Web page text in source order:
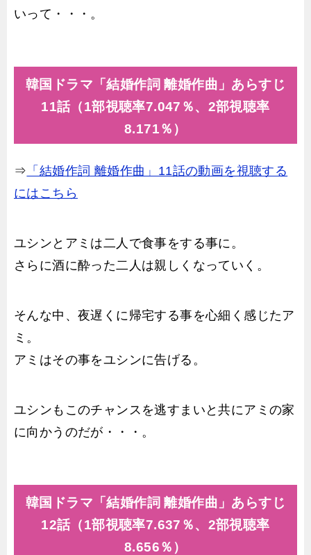
いって・・・。
韓国ドラマ「結婚作詞 離婚作曲」あらすじ
11話（1部視聴率7.047％、2部視聴率
8.171％）
⇒ 「結婚作詞 離婚作曲」11話の動画を視聴する
にはこちら
ユシンとアミは二人で食事をする事に。
さらに酒に酔った二人は親しくなっていく。
そんな中、夜遅くに帰宅する事を心細く感じたア
ミ。
アミはその事をユシンに告げる。
ユシンもこのチャンスを逃すまいと共にアミの家
に向かうのだが・・・。
韓国ドラマ「結婚作詞 離婚作曲」あらすじ
12話（1部視聴率7.637％、2部視聴率
8.656％）